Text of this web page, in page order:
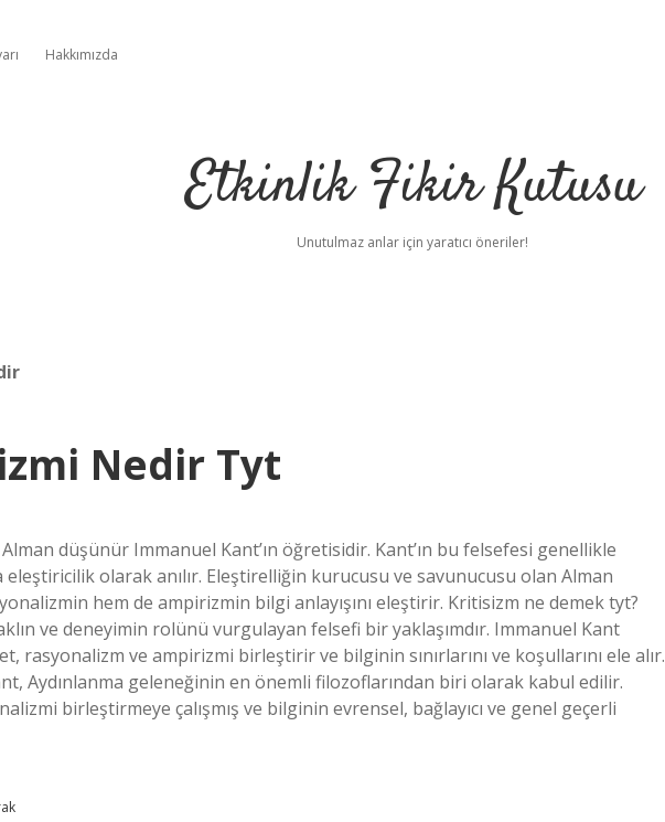
Hakkımızda
Etkinlik Fikir Kutusu
Unutulmaz anlar için yaratıcı öneriler!
Nedir Tyt
düşünür Immanuel Kant’ın öğretisidir. Kant’ın bu felsefesi genellikle
olarak anılır. Eleştirelliğin kurucusu ve savunucusu olan Alman
hem de ampirizmin bilgi anlayışını eleştirir. Kritisizm ne demek tyt?
ve deneyimin rolünü vurgulayan felsefi bir yaklaşımdır. Immanuel Kant
rasyonalizm ve ampirizmi birleştirir ve bilginin sınırlarını ve koşullarını ele alır.
Aydınlanma geleneğinin en önemli filozoflarından biri olarak kabul edilir.
birleştirmeye çalışmış ve bilginin evrensel, bağlayıcı ve genel geçerli